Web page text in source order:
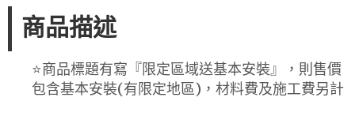
商品描述
⭐️商品標題有寫『限定區域送基本安裝』，則售價
包含基本安裝(有限定地區)，材料費及施工費另計